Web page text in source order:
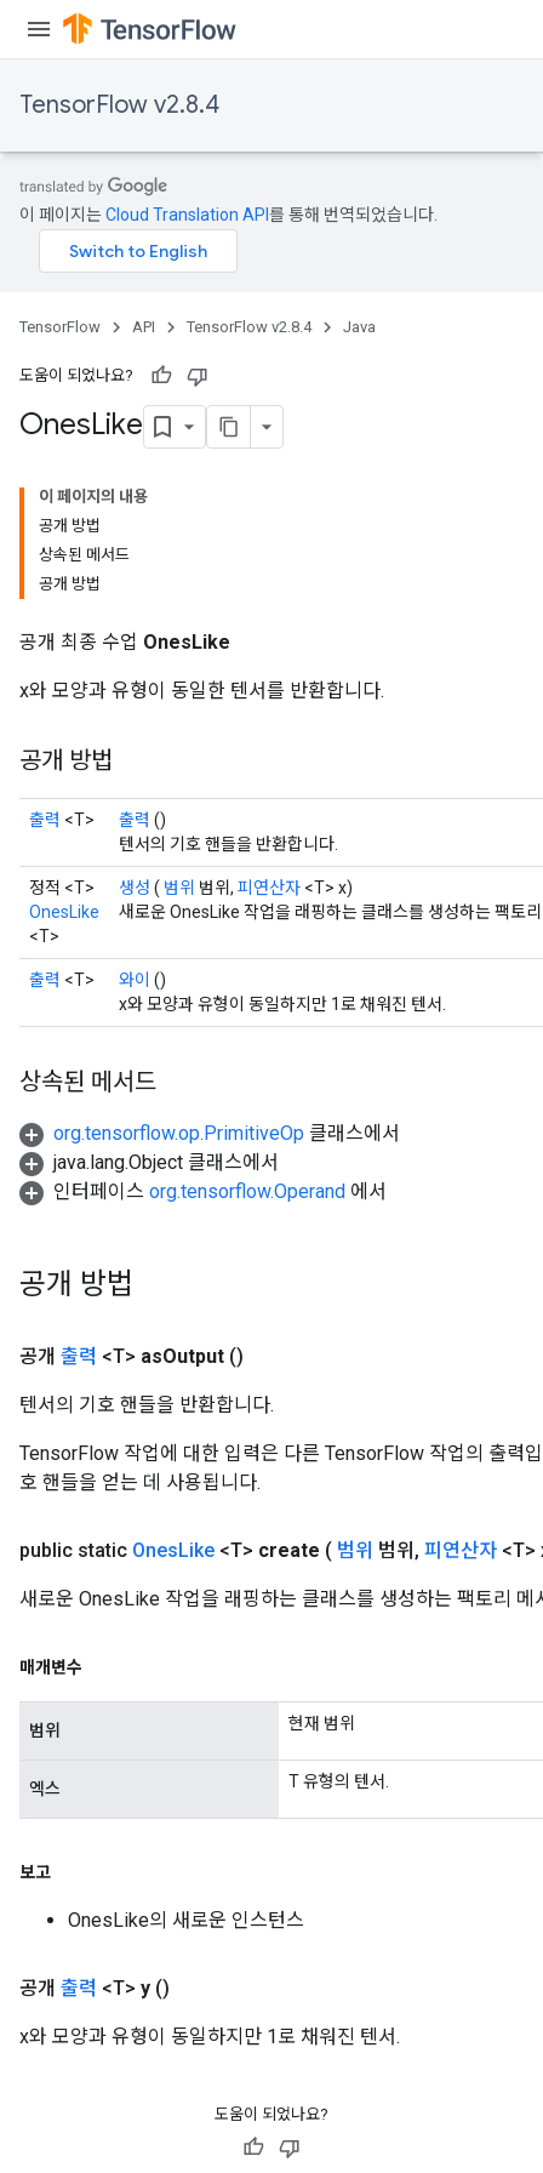
TensorFlow v2.8.4
이 페이지는Cloud Translation API 를 통해 번역되었습니다.
TensorFlow API TensorFlow v2.8.4 Java
도움이 되었나요?
OnesLike
이 페이지의 내용
공개 방법
상속된 메서드
공개 방법
공개 최종 수업 OnesLike
x와 모양과 유형이 동일한 텐서를 반환합니다.
공개 방법
출력 <T> 출력 ()
텐서의 기호 핸들을 반환합니다.
정적 <T>
OnesLike
<T>
생성 ( 범위 범위, 피연산자 <T> x)
새로운 OnesLike 작업을 래핑하는 클래스를 생성하는 팩토
출력 <T> 와이 ()
x와 모양과 유형이 동일하지만 1로 채워진 텐서.
상속된 메서드
org.tensorflow.op.PrimitiveOp 클래스에서
java.lang.Object 클래스에서
인터페이스 org.tensorflow.Operand 에서
공개 방법
공개 출력 <T> asOutput ()
텐서의 기호 핸들을 반환합니다.
TensorFlow 작업에 대한 입력은 다른 TensorFlow 작업의 출력
호 핸들을 얻는 데 사용됩니다.
public static OnesLike <T> create ( 범위 범위 , 피연산자 <T>
새로운 OnesLike 작업을 래핑하는 클래스를 생성하는 팩토리 메
매개변수
범위 현재 범위
엑스 T 유형의 텐서.
보고
OnesLike의 새로운 인스턴스
공개 출력 <T> y ()
x와 모양과 유형이 동일하지만 1로 채워진 텐서.
도움이 되었나요?